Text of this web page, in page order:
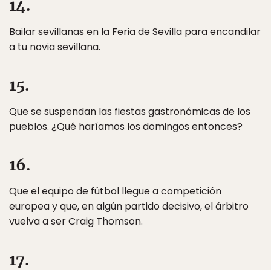
14.
Bailar sevillanas en la Feria de Sevilla para encandilar
a tu novia sevillana.
15.
Que se suspendan las fiestas gastronómicas de los
pueblos. ¿Qué haríamos los domingos entonces?
16.
Que el equipo de fútbol llegue a competición
europea y que, en algún partido decisivo, el árbitro
vuelva a ser Craig Thomson.
17.